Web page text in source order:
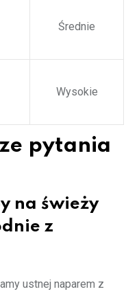
Średnie
Wysokie
pytania
na świeży
z
ustnej naparem z